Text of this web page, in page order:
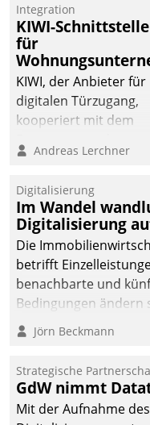
Integration
KIWI-Schnittstelle
für
KIWI, der Anbieter für
digitalen Türzugang,
kooperiert mit dem
Andreas Lerchner
Digitalisierung
Im Wandel
Digitalisierung
Die
betrifft
benachbarte und
Bedingungen ändern
technisch die
fürs Wachsen öffnen?
Jörn Beckmann
Strategische
GdW nimmt
Mit der Aufnahme